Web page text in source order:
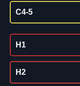
C4-5
H1
H2